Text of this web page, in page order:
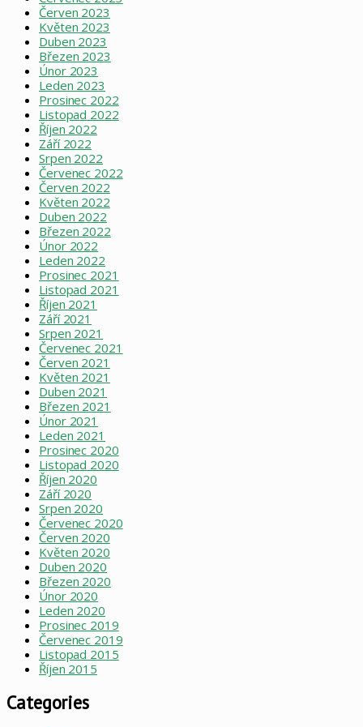
Červen 2023
Květen 2023
Duben 2023
Březen 2023
Únor 2023
Leden 2023
Prosinec 2022
Listopad 2022
Říjen 2022
Září 2022
Srpen 2022
Červenec 2022
Červen 2022
Květen 2022
Duben 2022
Březen 2022
Únor 2022
Leden 2022
Prosinec 2021
Listopad 2021
Říjen 2021
Září 2021
Srpen 2021
Červenec 2021
Červen 2021
Květen 2021
Duben 2021
Březen 2021
Únor 2021
Leden 2021
Prosinec 2020
Listopad 2020
Říjen 2020
Září 2020
Srpen 2020
Červenec 2020
Červen 2020
Květen 2020
Duben 2020
Březen 2020
Únor 2020
Leden 2020
Prosinec 2019
Červenec 2019
Listopad 2015
Říjen 2015
Categories